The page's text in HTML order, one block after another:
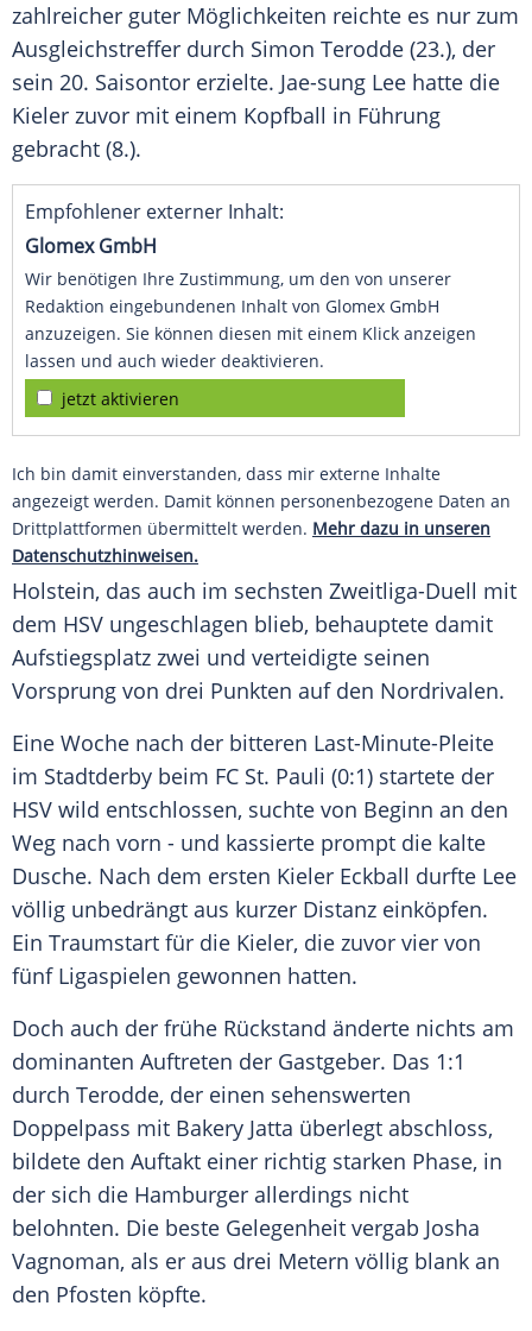
zahlreicher guter Möglichkeiten reichte es nur zum
Ausgleichstreffer durch Simon Terodde (23.), der
sein 20. Saisontor erzielte. Jae-sung Lee hatte die
Kieler zuvor mit einem Kopfball in Führung
gebracht (8.).
Empfohlener externer Inhalt:
Glomex GmbH
Wir benötigen Ihre Zustimmung, um den von unserer
Redaktion eingebundenen Inhalt von Glomex GmbH
anzuzeigen. Sie können diesen mit einem Klick anzeigen
lassen und auch wieder deaktivieren.
jetzt aktivieren
Ich bin damit einverstanden, dass mir externe Inhalte
angezeigt werden. Damit können personenbezogene Daten an
Drittplattformen übermittelt werden. Mehr dazu in unseren
Datenschutzhinweisen.
Holstein, das auch im sechsten Zweitliga-Duell mit
dem HSV ungeschlagen blieb, behauptete damit
Aufstiegsplatz zwei und verteidigte seinen
Vorsprung von drei Punkten auf den Nordrivalen.
Eine Woche nach der bitteren Last-Minute-Pleite
im Stadtderby beim FC St. Pauli (0:1) startete der
HSV wild entschlossen, suchte von Beginn an den
Weg nach vorn - und kassierte prompt die kalte
Dusche. Nach dem ersten Kieler Eckball durfte Lee
völlig unbedrängt aus kurzer Distanz einköpfen.
Ein Traumstart für die Kieler, die zuvor vier von
fünf Ligaspielen gewonnen hatten.
Doch auch der frühe Rückstand änderte nichts am
dominanten Auftreten der Gastgeber. Das 1:1
durch Terodde, der einen sehenswerten
Doppelpass mit Bakery Jatta überlegt abschloss,
bildete den Auftakt einer richtig starken Phase, in
der sich die Hamburger allerdings nicht
belohnten. Die beste Gelegenheit vergab Josha
Vagnoman, als er aus drei Metern völlig blank an
den Pfosten köpfte.